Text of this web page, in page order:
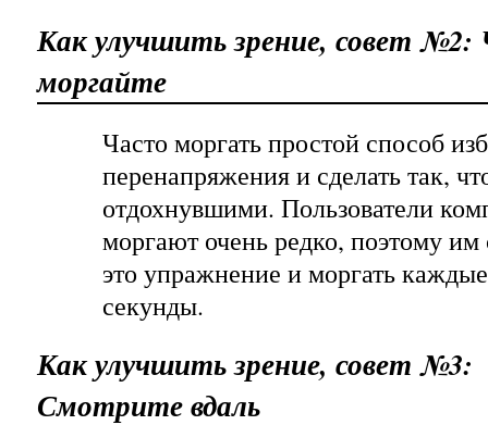
Как улучшить зрение, совет
моргайте
Часто моргать простой способ
перенапряжения и сделать так,
отдохнувшими. Пользователи
моргают очень редко, поэтому им
это упражнение и моргать
секунды.
Как улучшить зрение, совет №3:
Смотрите вдаль